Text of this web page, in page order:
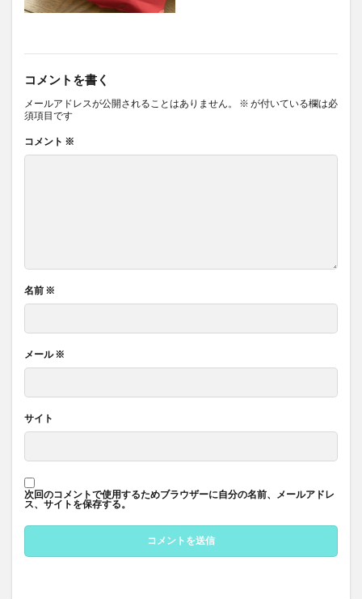
コメントを書く
メールアドレスが公開されることはありません。 ※ が付いている欄は必
須項目です
コメント ※
名前 ※
メール※
サイト
次回のコメントで使用するためブラウザーに自分の名前、メールアドレ
ス、サイトを保存する。